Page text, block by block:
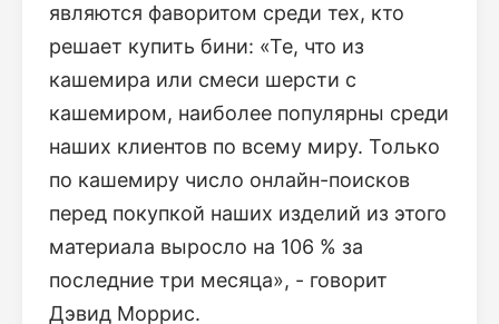
являются фаворитом среди тех, кто
решает купить бини: «Те, что из
кашемира или смеси шерсти с
кашемиром, наиболее популярны среди
наших клиентов по всему миру. Только
по кашемиру число онлайн-поисков
перед покупкой наших изделий из этого
материала выросло на 106 % за
последние три месяца», - говорит
Дэвид Моррис.